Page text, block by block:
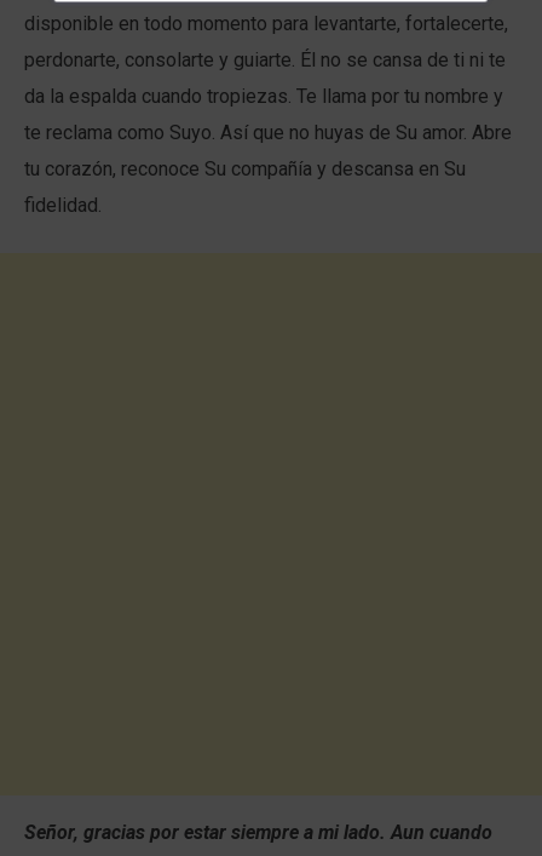
disponible en todo momento para levantarte, fortalecerte,
perdonarte, consolarte y guiarte. Él no se cansa de ti ni te
da la espalda cuando tropiezas. Te llama por tu nombre y
te reclama como Suyo. Así que no huyas de Su amor. Abre
tu corazón, reconoce Su compañía y descansa en Su
fidelidad.
Señor, gracias por estar siempre a mi lado. Aun cuando